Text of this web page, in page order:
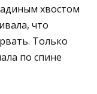
хвостом
что
Только
по спине